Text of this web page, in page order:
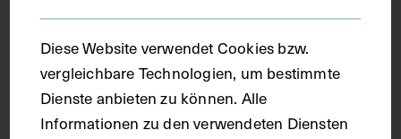
Handschrift
Maße
Diese Website verwendet Cookies bzw.
vergleichbare Technologien, um bestimmte
Dienste anbieten zu können. Alle
Informationen zu den verwendeten Diensten